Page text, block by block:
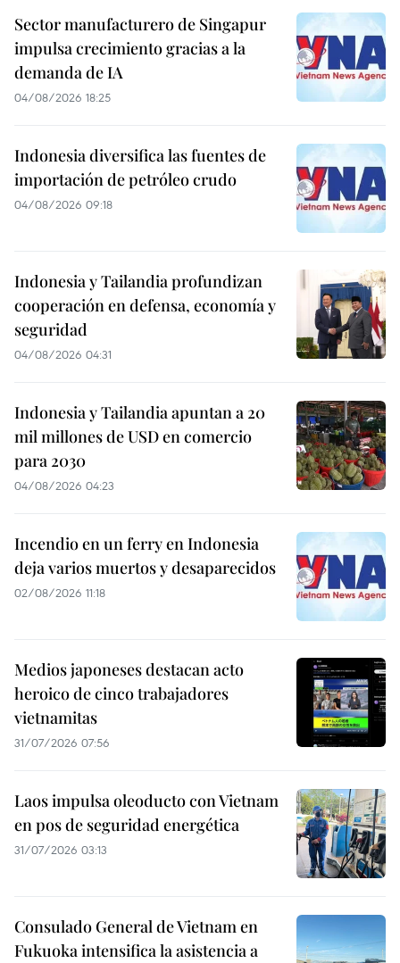
Sector manufacturero de Singapur
impulsa crecimiento gracias a la
demanda de IA
04/08/2026 18:25
Indonesia diversifica las fuentes de
importación de petróleo crudo
04/08/2026 09:18
Indonesia y Tailandia profundizan
cooperación en defensa, economía y
seguridad
04/08/2026 04:31
Indonesia y Tailandia apuntan a 20
mil millones de USD en comercio
para 2030
04/08/2026 04:23
Incendio en un ferry en Indonesia
deja varios muertos y desaparecidos
02/08/2026 11:18
Medios japoneses destacan acto
heroico de cinco trabajadores
vietnamitas
31/07/2026 07:56
Laos impulsa oleoducto con Vietnam
en pos de seguridad energética
31/07/2026 03:13
Consulado General de Vietnam en
Fukuoka intensifica la asistencia a